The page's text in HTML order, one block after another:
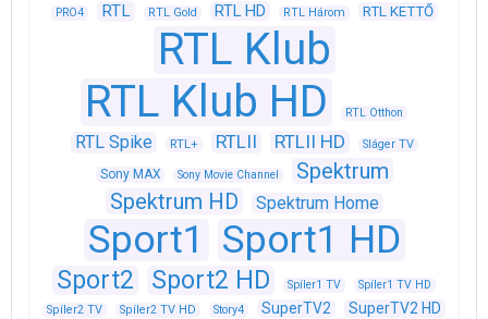
PRO4 RTL RTL Gold RTL HD RTL Három RTL KETTŐ
RTL Klub
RTL Klub HD
RTL Otthon
RTL Spike RTL+ RTLII RTLII HD Sláger TV
Sony MAX Sony Movie Channel
Spektrum
Spektrum HD
Spektrum Home
Sport1 Sport1 HD
Sport2 Sport2 HD Spíler1 TV
Spíler1 TV HD
Spíler2 TV
Spíler2 TV HD Story4 SuperTV2 SuperTV2 HD